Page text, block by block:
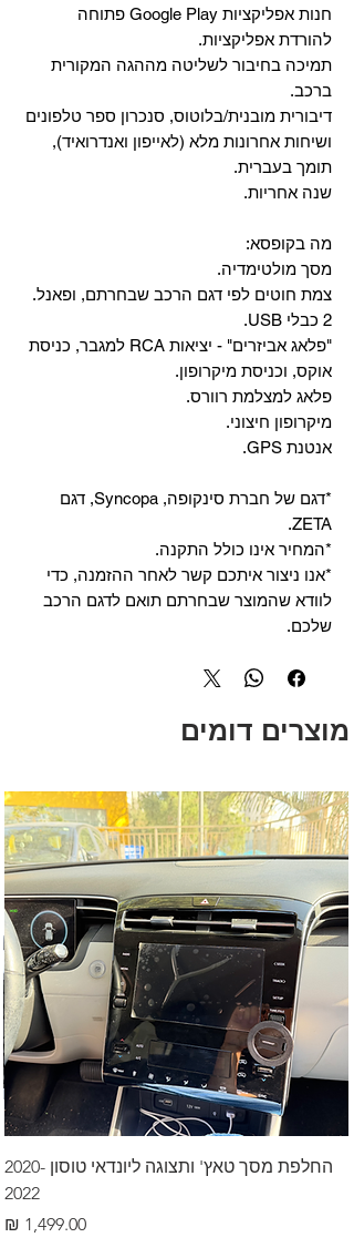
‏חנות אפליקציות Google Play פתוחה
להורדת אפליקציות.
‏תמיכה בחיבור לשליטה מההגה המקורית
ברכב.
‏דיבורית מובנית/בלוטוס, ‏סנכרון ספר טלפונים
ושיחות אחרונות מלא (לאייפון ואנדרואיד),
תומך בעברית.
שנה אחריות.
מה בקופסא:
מסך מולטימדיה.
צמת חוטים לפי דגם הרכב שבחרתם, ופאנל.
2 כבלי USB.
"פלאג אביזרים" - יציאות RCA למגבר, כניסת
אוקס, וכניסת מיקרופון.
פלאג למצלמת רוורס.
מיקרופון חיצוני.
אנטנת GPS.
*דגם של חברת סינקופה, Syncopa, דגם
ZETA.
*המחיר אינו כולל התקנה.
*אנו ניצור איתכם קשר לאחר ההזמנה, כדי
לוודא שהמוצר שבחרתם תואם לדגם הרכב
שלכם.
מוצרים דומים
החלפת מסך טאץ' ותצוגה ליונדאי טוסון 2020-
2022
מחיר